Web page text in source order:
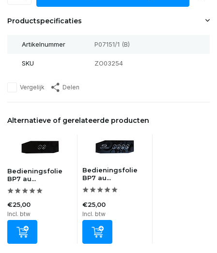
Productspecificaties
Artikelnummer P07151/1 (B)
SKU ZO03254
Vergelijk Delen
Alternatieve of gerelateerde producten
Bedieningsfolie
BP7 au...
€25,00
Incl. btw
Bedieningsfolie
BP7 au...
€25,00
Incl. btw